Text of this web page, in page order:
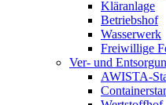
Kläranlage
Betriebshof
Wasserwerk
Freiwillige
Ver- und
AWISTA-